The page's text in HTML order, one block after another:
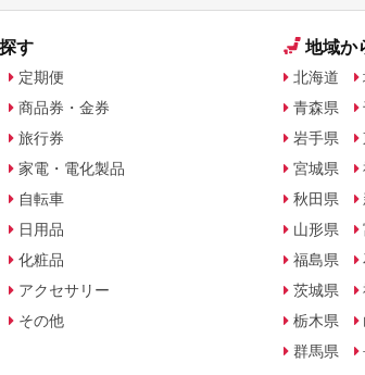
す
定期便
商品券・金券
旅行券
家電・電化製品
自転車
日用品
化粧品
アクセサリー
その他
地域か
北海道
青森県
岩手県
宮城県
秋田県
山形県
福島県
茨城県
栃木県
群馬県